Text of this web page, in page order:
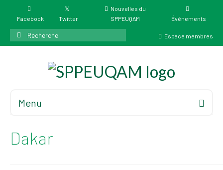
Facebook Twitter
Nouvelles du
SPPEUQAM
Événements
Rechercher
:
Espace membres
Menu
Dakar